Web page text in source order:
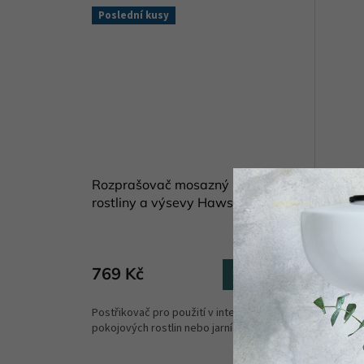
Poslední kusy
Rozprašovač mosazný na jemné
rostliny a výsevy Haws 300 ml
Skladem (2 ks)
769 Kč Do košíku
Postřikovač pro použití v interiéru k rosení
pokojových rostlin nebo jarních výsevů. ...
Nůžky
oceli s
a mají